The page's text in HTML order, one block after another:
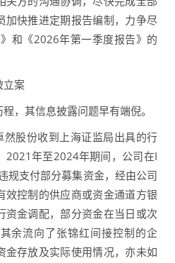
加快推进定期报告编制，力争尽
和《2026年第一季度报告》的
案
其信息披露问题早有端倪。
股份收到上海证监局出具的行
2021年至2024年期间，公司在I
规支付部分募集资金，经由公司
效控制的供应商或资金通道方银
资金调配，部分资金在当日或次
余流向了张锦红间接控制的企
金存放及实际使用情况，亦未如